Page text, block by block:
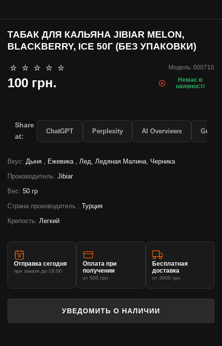
Модель: 000710
ТАБАК ДЛЯ КАЛЬЯНА JIBIAR MELON,
BLACKBERRY, ICE 50Г (БЕЗ УПАКОВКИ)
Немає в
наявності
100 грн.
Вкус: Дыня , Ежевика , Лед, Ледяная Малина, Черника
Производитель: Jibiar
Вес: 50 гр
Страна производитель : Турция
Крепость: Легкий
УВЕДОМИТЬ О НАЛИЧИИ
Отправка сегодня
при заказе до 18:00
Оплата при
получении
от 500 грн
Бесплатная
доставка
от 3000 грн
Share
at:
ChatGPT Perplexity AI Overviews Grok